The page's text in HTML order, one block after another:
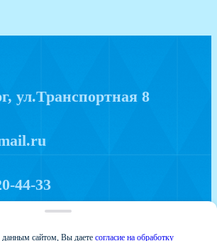
ул.Транспортная 8
44-33
данным сайтом, Вы даете согласие на обработку